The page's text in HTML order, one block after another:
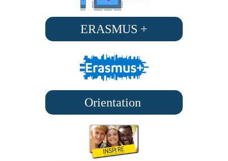
ERASMUS +
Orientation